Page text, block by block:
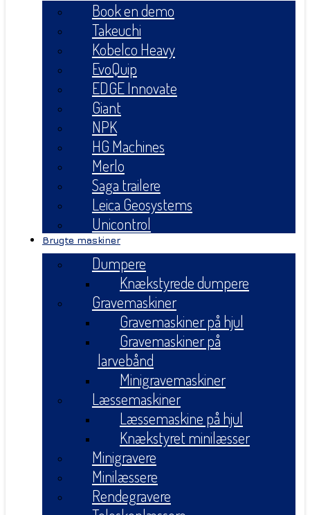
Book en demo
Takeuchi
Kobelco Heavy
EvoQuip
EDGE Innovate
Giant
NPK
HG Machines
Merlo
Saga trailere
Leica Geosystems
Unicontrol
Brugte maskiner
Dumpere
Knækstyrede dumpere
Gravemaskiner
Gravemaskiner på hjul
Gravemaskiner på
larvebånd
Minigravemaskiner
Læssemaskiner
Læssemaskine på hjul
Knækstyret minilæsser
Minigravere
Minilæssere
Rendegravere